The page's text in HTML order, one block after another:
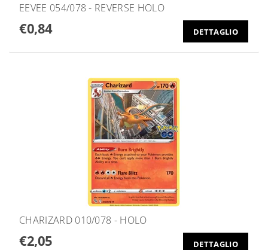
EEVEE 054/078 - REVERSE HOLO
€0,84 DETTAGLIO
CHARIZARD 010/078 - HOLO
€2,05 DETTAGLIO